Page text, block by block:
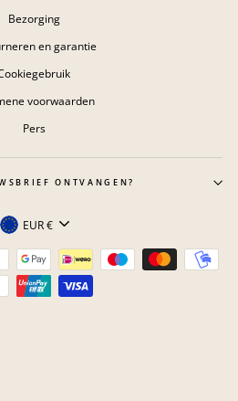
Bezorging
en garantie
voorwaarden
Pers
ONTVANGEN?
Valuta
EUR €